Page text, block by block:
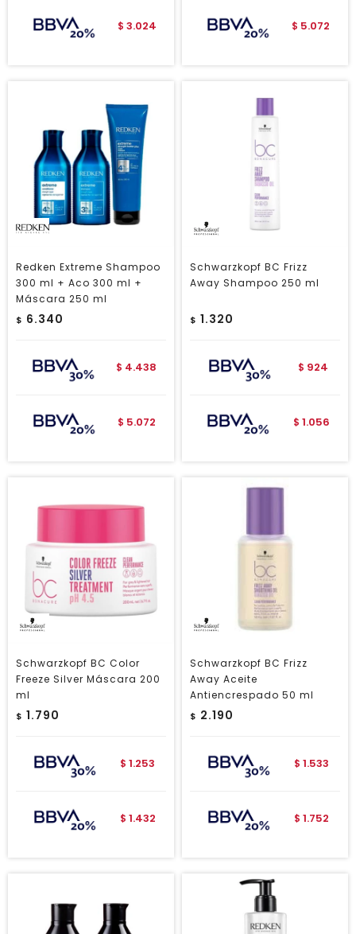
$ 3.024 $ 5.072
Redken Extreme Shampoo
300 ml + Aco 300 ml +
Máscara 250 ml
$ 6.340
$ 4.438
$ 5.072
Schwarzkopf BC Frizz
Away Shampoo 250 ml
$ 1.320
$ 924
$ 1.056
Schwarzkopf BC Color
Freeze Silver Máscara 200
ml
$ 1.790
$ 1.253
$ 1.432
Schwarzkopf BC Frizz
Away Aceite
Antiencrespado 50 ml
$ 2.190
$ 1.533
$ 1.752